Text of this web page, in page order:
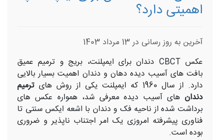
اهمیتی دارد؟
آخرین به روز رسانی در 13 مرداد 1403
عکس CBCT دندان برای ایمپلنت، بریج و ترمیم عمیق
بافت های آسیب دیده دهان و دندان اهمیت بسیار بالایی
دارد. از سال 1960 که ایمپلنت یکی از روش های
ترمیم
دندان های آسیب دیده معرفی شد، همواره عکس های
برداشت شده از ناحیه فک و دندان با اشعه ایکس سنتی تا
فناوری پیشرفته امروزی یک امر اجتناب ناپذیر و ضروری
بوده است.